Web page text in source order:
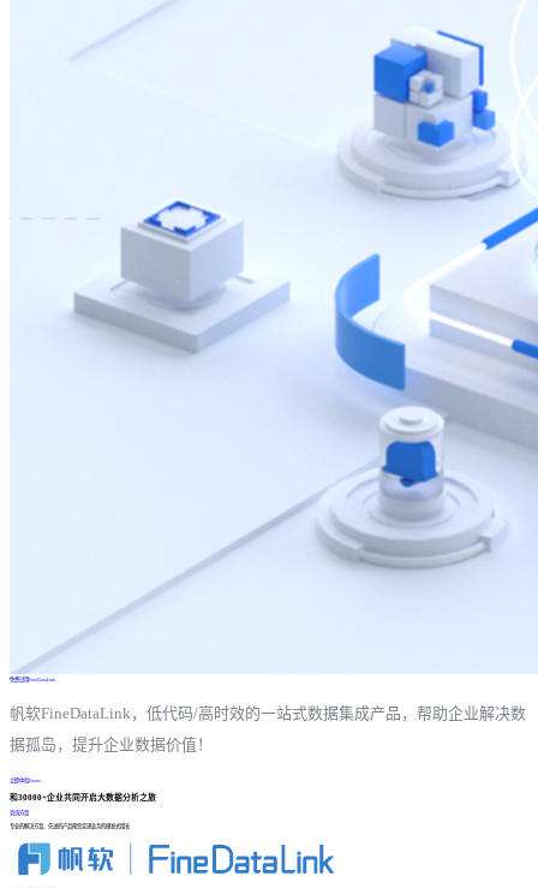
免费试用FineDataLink
帆软FineDataLink，低代码/高时效的一站式数据集成产品，帮助企业解决数
据孤岛，提升企业数据价值！
立即体验Demo
和30000+企业共同开启大数据分析之旅
咨询方案
专业的解决方案、先进的产品帮您实现业务的爆发式增长